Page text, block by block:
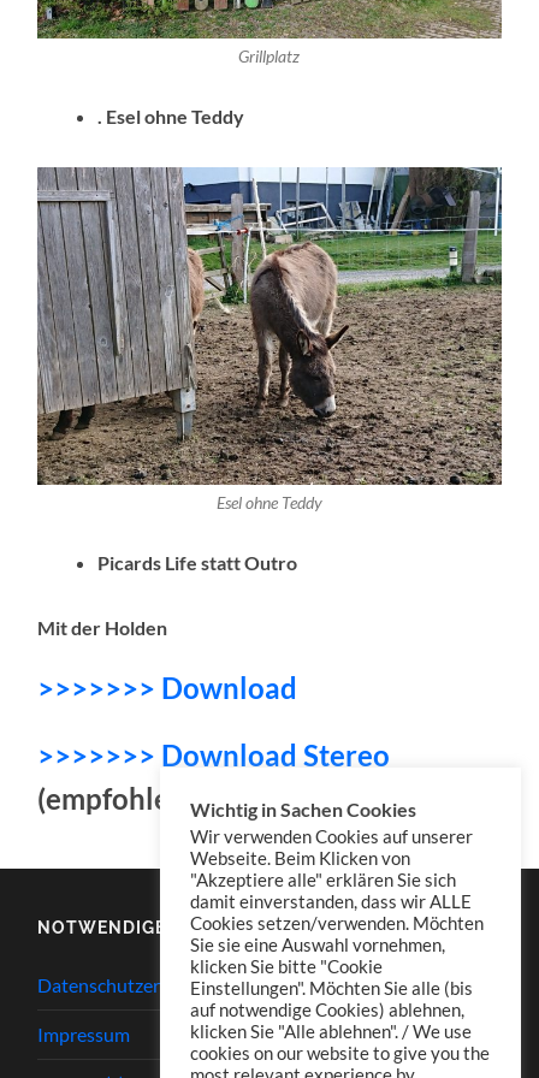
Grillplatz
. Esel ohne Teddy
Esel ohne Teddy
Picards Life statt Outro
Mit der Holden
>>>>>>> Download
>>>>>>> Download Stereo
(empfohlen für „Picards Life“)
NOTWENDIGES
Datenschutzerklärung
Impressum
Wichtig in Sachen Cookies
Wir verwenden Cookies auf unserer
Webseite. Beim Klicken von
"Akzeptiere alle" erklären Sie sich
damit einverstanden, dass wir ALLE
Cookies setzen/verwenden. Möchten
Sie sie eine Auswahl vornehmen,
klicken Sie bitte "Cookie
Einstellungen". Möchten Sie alle (bis
auf notwendige Cookies) ablehnen,
klicken Sie "Alle ablehnen". / We use
cookies on our website to give you the